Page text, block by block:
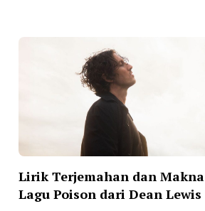
Lirik Terjemahan dan Makna
Lagu Poison dari Dean Lewis